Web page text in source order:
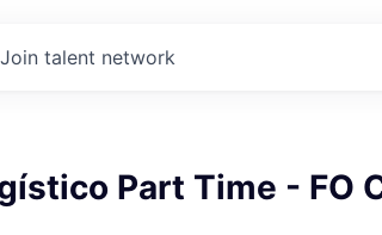
Join talent network
Part Time - FO